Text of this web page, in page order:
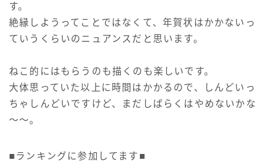
す。
絶縁しようってことではなくて、年賀状はかかないっ
ていうくらいのニュアンスだと思います。
ねこ的にはもらうのも描くのも楽しいです。
大体思っていた以上に時間はかかるので、しんどいっ
ちゃしんどいですけど、まだしばらくはやめないかな
～～。
■ランキングに参加してます■